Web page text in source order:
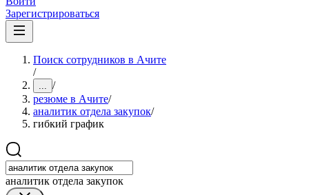
Зарегистрироваться
Поиск сотрудников в Ачите
/
... /
резюме в Ачите/
аналитик отдела закупок/
гибкий график
аналитик отдела закупок